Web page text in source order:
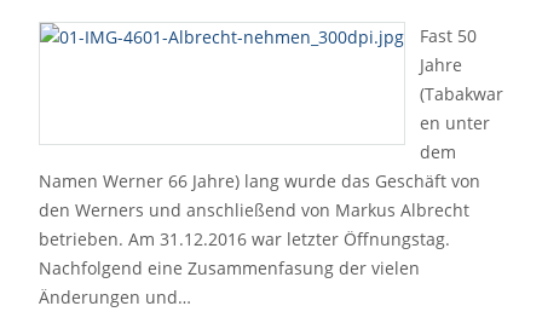
Fast 50
Jahre
(Tabakwar
en unter
dem
Namen Werner 66 Jahre) lang wurde das Geschäft von
den Werners und anschließend von Markus Albrecht
betrieben. Am 31.12.2016 war letzter Öffnungstag.
Nachfolgend eine Zusammenfasung der vielen
Änderungen und…